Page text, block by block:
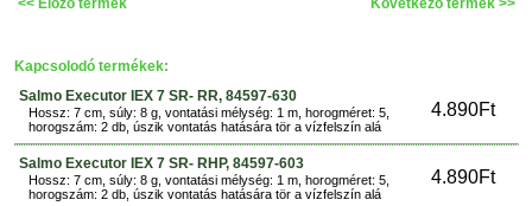
<< Elözö termék Következö termék >>
Kapcsolodó termékek:
Salmo Executor IEX 7 SR- RR, 84597-630
4.890Ft
Hossz: 7 cm, súly: 8 g, vontatási mélység: 1 m, horogméret: 5,
horogszám: 2 db, úszik vontatás hatására tör a vízfelszín alá
Salmo Executor IEX 7 SR- RHP, 84597-603
4.890Ft
Hossz: 7 cm, súly: 8 g, vontatási mélység: 1 m, horogméret: 5,
horogszám: 2 db, úszik vontatás hatására tör a vízfelszín alá